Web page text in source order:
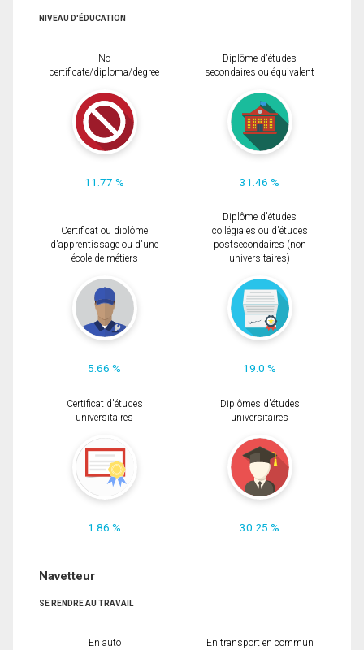
NIVEAU D'ÉDUCATION
No
certificate/diploma/degree
11.77 %
Diplôme d'études
secondaires ou équivalent
31.46 %
Certificat ou diplôme
d'apprentissage ou d'une
école de métiers
5.66 %
Diplôme d'études
collégiales ou d'études
postsecondaires (non
universitaires)
19.0 %
Certificat d'études
universitaires
1.86 %
Diplômes d'études
universitaires
30.25 %
Navetteur
SE RENDRE AU TRAVAIL
En auto En transport en commun